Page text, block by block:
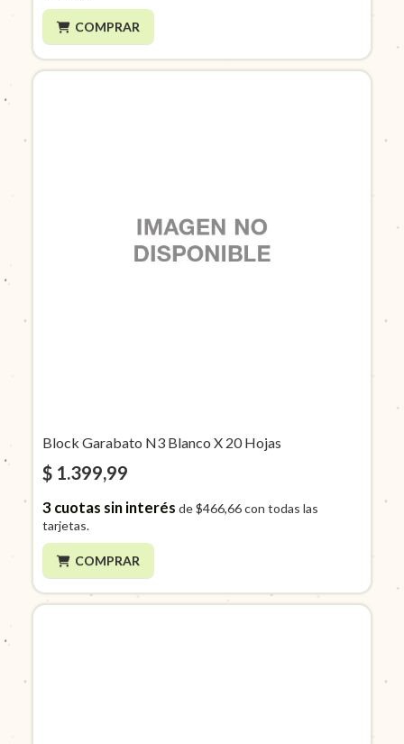
COMPRAR
Block Garabato N3 Blanco X 20 Hojas
$ 1.399,99
3cuotas sin interés de$466,66con todas las
tarjetas.
COMPRAR